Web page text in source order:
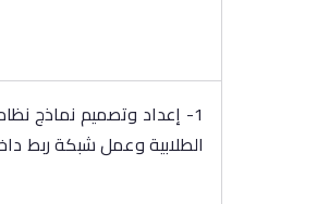
1- إعداد وتصميم نماذج
الطلابية وعمل شبكة ربط